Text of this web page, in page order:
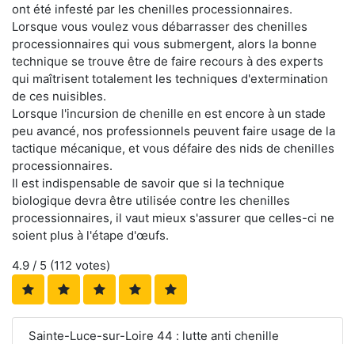
ont été infesté par les chenilles processionnaires.
Lorsque vous voulez vous débarrasser des chenilles
processionnaires qui vous submergent, alors la bonne
technique se trouve être de faire recours à des experts
qui maîtrisent totalement les techniques d'extermination
de ces nuisibles.
Lorsque l'incursion de chenille en est encore à un stade
peu avancé, nos professionnels peuvent faire usage de la
tactique mécanique, et vous défaire des nids de chenilles
processionnaires.
Il est indispensable de savoir que si la technique
biologique devra être utilisée contre les chenilles
processionnaires, il vaut mieux s'assurer que celles-ci ne
soient plus à l'étape d'œufs.
4.9 / 5 (112 votes)
Sainte-Luce-sur-Loire 44 : lutte anti chenille